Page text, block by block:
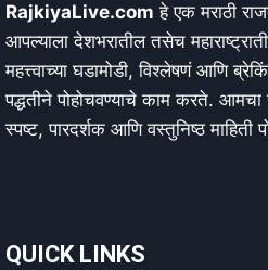
RajkiyaLive.com हे एक मराठी
आपल्याला देशभरातील तसेच
महत्त्वाच्या घडामोडी, विश्लेषणं आणि
पद्धतीने पोहोचवण्याचे काम करते. आमचा
स्पष्ट, पारदर्शक आणि वस्तुनिष्ठ माहिती
QUICK LINKS